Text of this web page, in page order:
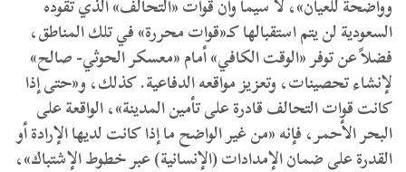
وواضحة للعيان»، لا سيما وأن قوات «التحالف» الذي تقوده
السعودية لن يتم استقبالها كـ«قوات محررة» في تلك المناطق،
فضلاً عن توفر «الوقت الكافي» أمام «معسكر الحوثي- صالح»
لإنشاء تحصينات، وتعزيز مواقعه الدفاعية. كذلك، و«حتى إذا
كانت قوات التحالف قادرة على تأمين المدينة»، الواقعة على
البحر الأحمر، فإنه «من غير الواضح ما إذا كانت لديها الإرادة أو
القدرة على ضمان الإمدادات (الإنسانية) عبر خطوط الإشتباك»،